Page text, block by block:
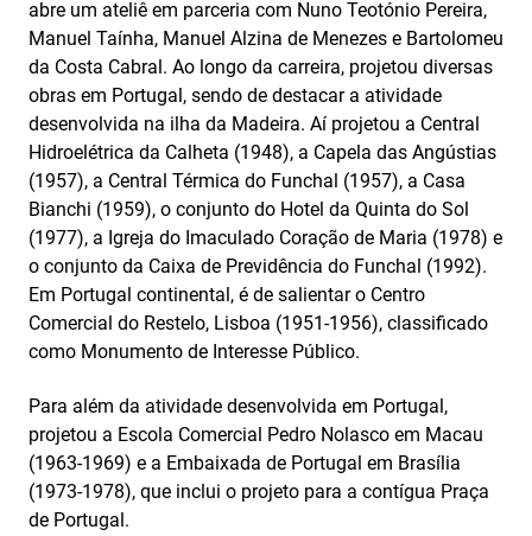
abre um ateliê em parceria com Nuno Teotónio Pereira,
Manuel Taínha, Manuel Alzina de Menezes e Bartolomeu
da Costa Cabral. Ao longo da carreira, projetou diversas
obras em Portugal, sendo de destacar a atividade
desenvolvida na ilha da Madeira. Aí projetou a Central
Hidroelétrica da Calheta (1948), a Capela das Angústias
(1957), a Central Térmica do Funchal (1957), a Casa
Bianchi (1959), o conjunto do Hotel da Quinta do Sol
(1977), a Igreja do Imaculado Coração de Maria (1978) e
o conjunto da Caixa de Previdência do Funchal (1992).
Em Portugal continental, é de sa­lientar o Centro
Comercial do Restelo, Lisboa (1951-1956), classificado
como Monumento de Interesse Público.
Para além da atividade desenvolvida em Portugal,
projetou a Escola Comercial Pedro Nolasco em Macau
(1963-1969) e a Embaixada de Portugal em Brasília
(1973-1978), que inclui o projeto para a contígua Praça
de Portugal.